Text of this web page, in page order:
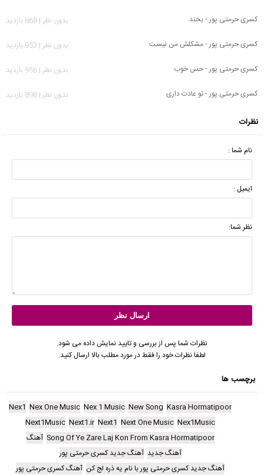
کسری حرمتی پور - بخند
بدون نظر | 868 بازدید
کسری حرمتی پور - مشکلش من نیست
بدون نظر | 953 بازدید
کسری حرمتی پور - حس خوب
بدون نظر | 956 بازدید
کسری حرمتی پور - تو عادت داری
بدون نظر | 898 بازدید
نظرات
نام شما :
ایمیل :
نظر شما:
نظرات شما پس از بررسی و تایید نمایش داده می شود.
لطفا نظرات خود را فقط در مورد مطلب بالا ارسال کنید.
برچسب ها
Kasra Hormatipoor
New Song
Nex 1 Music
Nex One Music
Nex1
Nex1Music
Next One Music
Next1
Next1.ir
Next1Music
Song Of Ye Zare Laj Kon From Kasra Hormatipoor آهنگ
آهنگ جدید آهنگ جدید کسری حرمتی پور
آهنگ جدید کسری حرمتی پور با نام یه ذره لج کن آهنگ کسری حرمتی پور